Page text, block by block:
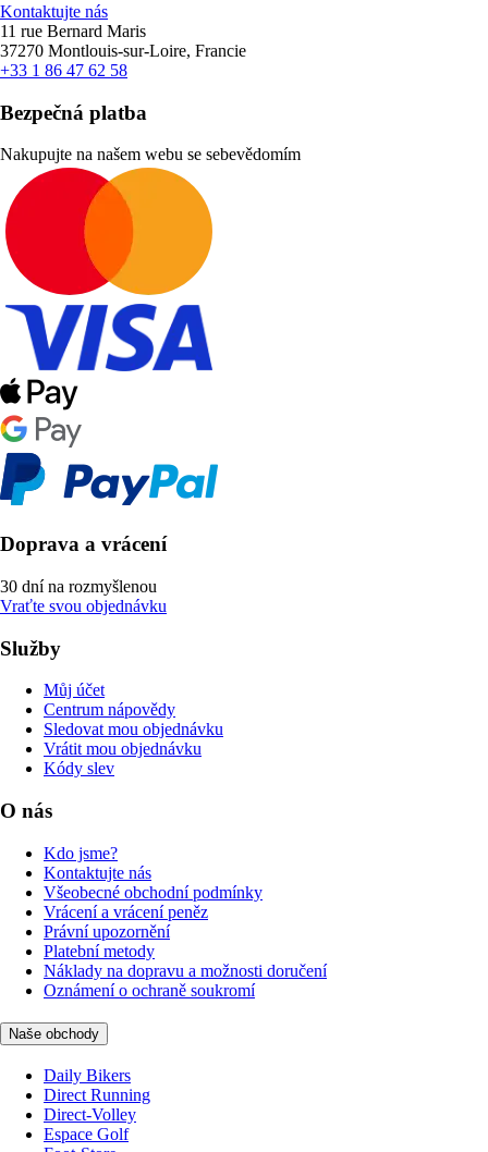
Kontaktujte nás
11 rue Bernard Maris
37270 Montlouis-sur-Loire, Francie
+33 1 86 47 62 58
Bezpečná platba
Nakupujte na našem webu se sebevědomím
Doprava a vrácení
30 dní na rozmyšlenou
Vraťte svou objednávku
Služby
Můj účet
Centrum nápovědy
Sledovat mou objednávku
Vrátit mou objednávku
Kódy slev
O nás
Kdo jsme?
Kontaktujte nás
Všeobecné obchodní podmínky
Vrácení a vrácení peněz
Právní upozornění
Platební metody
Náklady na dopravu a možnosti doručení
Oznámení o ochraně soukromí
Naše obchody
Daily Bikers
Direct Running
Direct-Volley
Espace Golf